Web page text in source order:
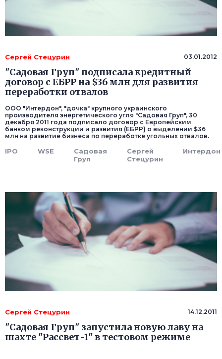
Сергей Стецурин 03.01.2012
"Садовая Груп" подписала кредитный
договор с ЕБРР на $36 млн для развития
переработки отвалов
ООО "Интердон", "дочка" крупного украинского
производителя энергетического угля "Садовая Груп", 30
декабря 2011 года подписало договор с Европейским
банком реконструкции и развития (ЕБРР) о выделении $36
млн на развитие бизнеса по переработке угольных отвалов.
IPO WSE
Садовая
Груп
Сергей
Стецурин
Интердон
Сергей Стецурин 14.12.2011
"Садовая Груп" запустила новую лаву на
шахте "Рассвет-1" в тестовом режиме